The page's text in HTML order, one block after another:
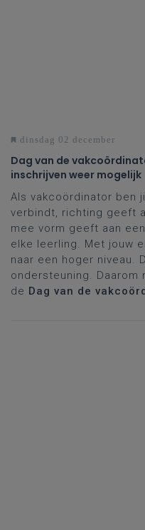
dinsdag 02 december
Dag van de
inschrijven weer mogelijk
Als vakcoördinator ben
verbindt, richting geeft
mee vorm geeft aan
elke leerling. Met jouw
naar een hoger niveau.
ondersteuning. Daarom
de Dag van de